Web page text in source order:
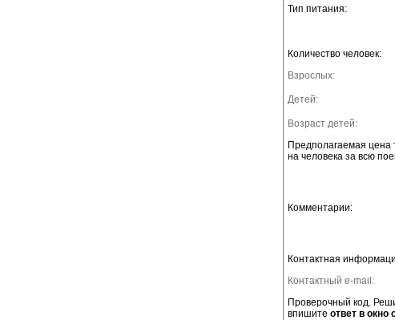
Тип питания:
Количество человек:
Взрослых:
Детей:
Возраст детей:
Предполагаемая цена
на человека за всю
Комментарии:
Контактная
Контактный e-mail:
Проверочный код.
впишите ответ в окно